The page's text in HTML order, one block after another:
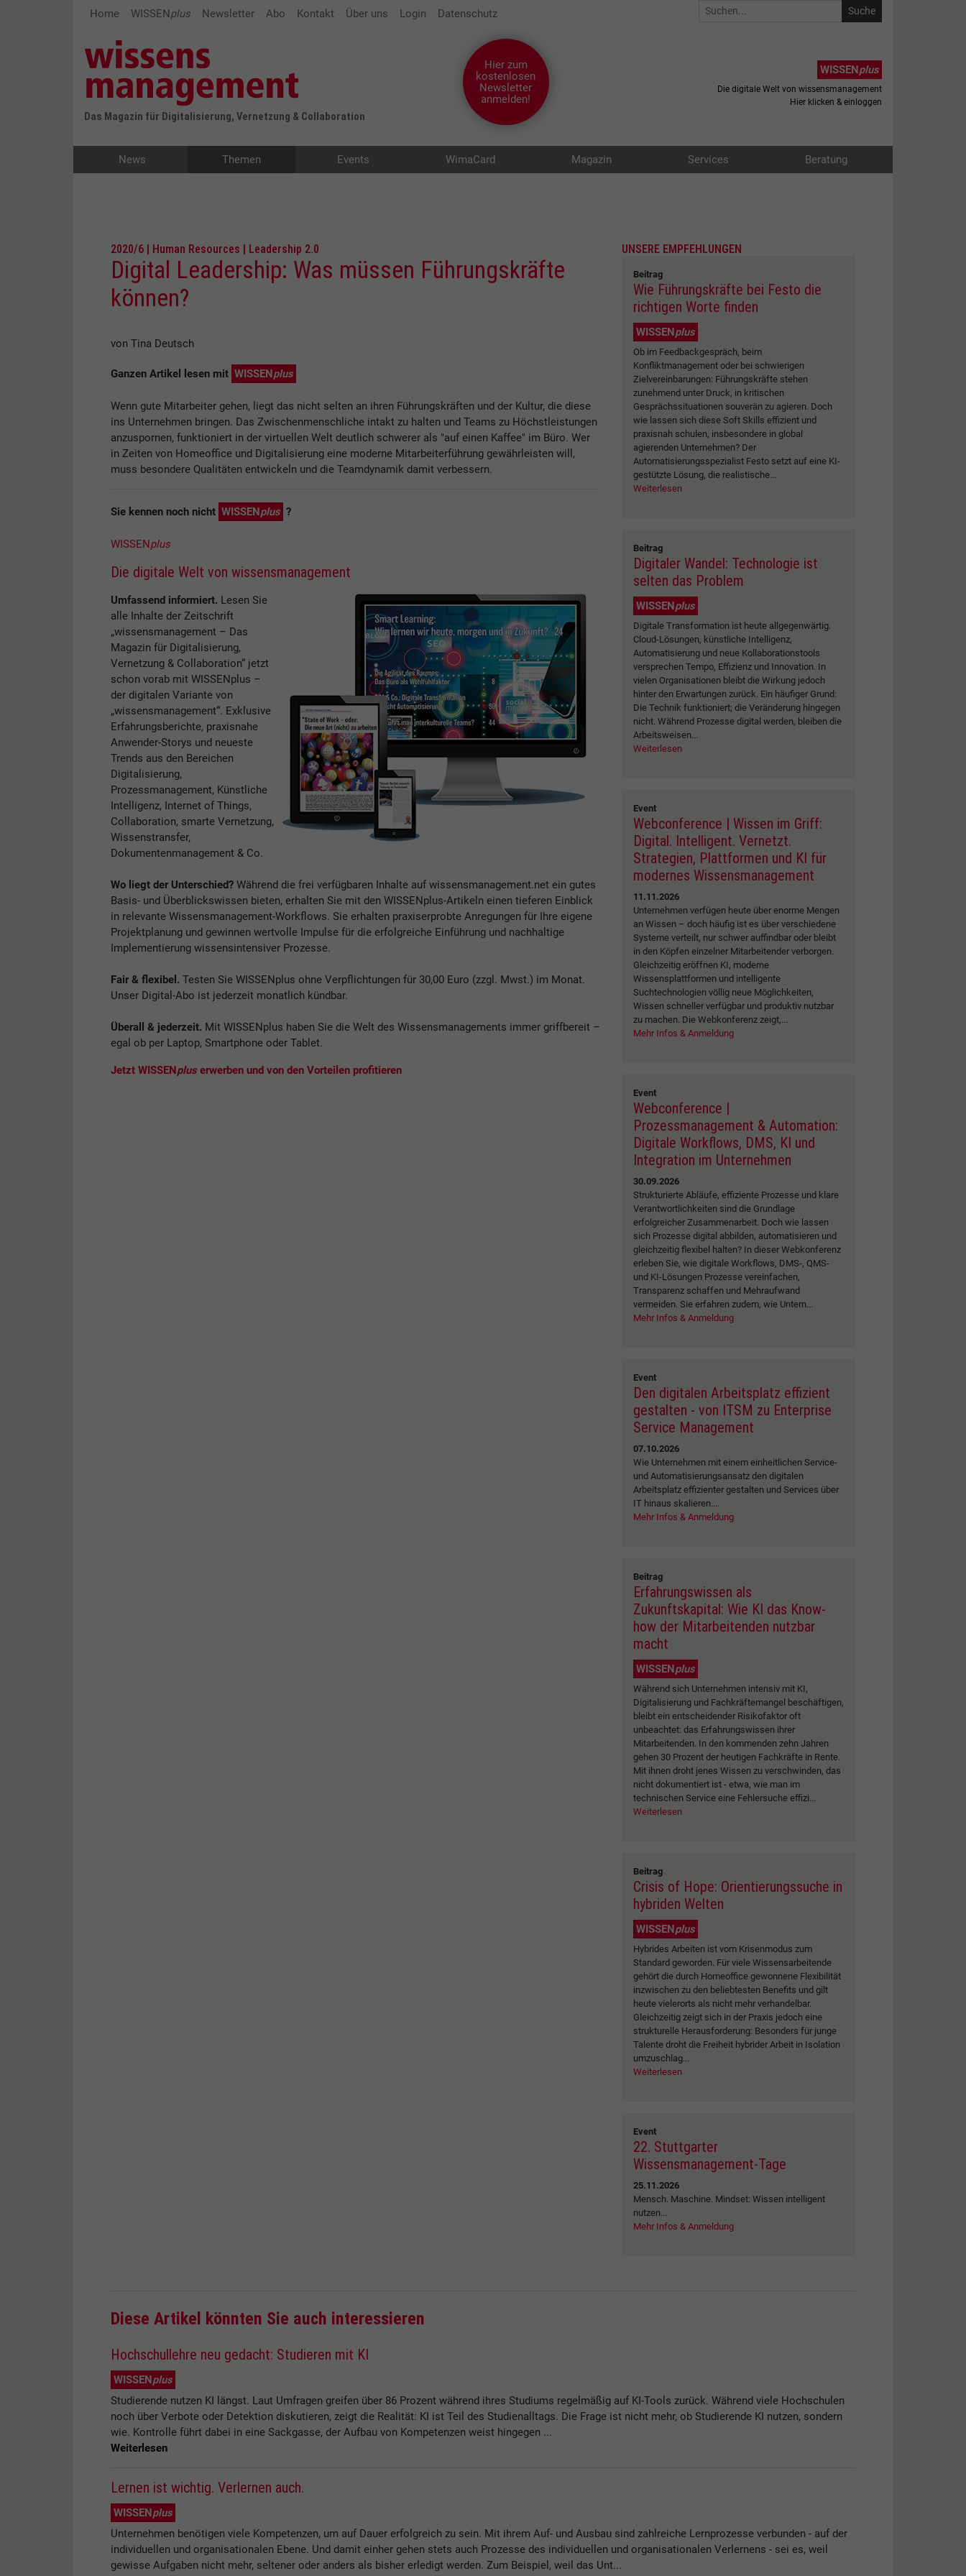
Home WISSENplus Newsletter Abo Kontakt Über uns Login Datenschutz
Das Magazin für Digitalisierung, Vernetzung & Collaboration
Hier zum
kostenlosen
Newsletter
anmelden!
WISSENplus
Die digitale Welt von wissensmanagement
Hier klicken & einloggen
News Themen Events WimaCard Magazin Services Beratung
2020/6 | Human Resources | Leadership 2.0
Digital Leadership: Was müssen Führungskräfte
können?
von Tina Deutsch
Ganzen Artikel lesen mit WISSEN plus
Wenn gute Mitarbeiter gehen, liegt das nicht selten an ihren Führungskräften und der Kultur, die diese
ins Unternehmen bringen. Das Zwischenmenschliche intakt zu halten und Teams zu Höchstleistungen
anzuspornen, funktioniert in der virtuellen Welt deutlich schwerer als "auf einen Kaffee" im Büro. Wer
in Zeiten von Homeoffice und Digitalisierung eine moderne Mitarbeiterführung gewährleisten will,
muss besondere Qualitäten entwickeln und die Teamdynamik damit verbessern.
Sie kennen noch nicht WISSEN plus ?
WISSEN plus
Die digitale Welt von wissensmanagement
Umfassend informiert. Lesen Sie
alle Inhalte der Zeitschrift
„wissensmanagement – Das
Magazin für Digitalisierung,
Vernetzung & Collaboration“ jetzt
schon vorab mit WISSENplus –
der digitalen Variante von
„wissensmanagement“. Exklusive
Erfahrungsberichte, praxisnahe
Anwender-Storys und neueste
Trends aus den Bereichen
Digitalisierung,
Prozessmanagement, Künstliche
Intelligenz, Internet of Things,
Collaboration, smarte Vernetzung,
Wissenstransfer,
Dokumentenmanagement & Co.
Wo liegt der Unterschied?Während die frei verfügbaren Inhalte auf wissensmanagement.net ein gutes
Basis- und Überblickswissen bieten, erhalten Sie mit den WISSENplus-Artikeln einen tieferen Einblick
in relevante Wissensmanagement-Workflows. Sie erhalten praxiserprobte Anregungen für Ihre eigene
Projektplanung und gewinnen wertvolle Impulse für die erfolgreiche Einführung und nachhaltige
Implementierung wissensintensiver Prozesse.
Fair & flexibel. Testen Sie WISSENplus ohne Verpflichtungen für 30,00 Euro (zzgl. Mwst.) im Monat.
Unser Digital-Abo ist jederzeit monatlich kündbar.
Überall & jederzeit. Mit WISSENplus haben Sie die Welt des Wissensmanagements immer griffbereit –
egal ob per Laptop, Smartphone oder Tablet.
Jetzt WISSEN pluserwerben und von den Vorteilen profitieren
UNSERE EMPFEHLUNGEN
Beitrag
Wie Führungskräfte bei Festo die
richtigen Worte finden
WISSENplus
Ob im Feedbackgespräch, beim
Konfliktmanagement oder bei schwierigen
Zielvereinbarungen: Führungskräfte stehen
zunehmend unter Druck, in kritischen
Gesprächssituationen souverän zu agieren. Doch
wie lassen sich diese Soft Skills effizient und
praxisnah schulen, insbesondere in global
agierenden Unternehmen? Der
Automatisierungsspezialist Festo setzt auf eine KI-
gestützte Lösung, die realistische...
Weiterlesen
Beitrag
Digitaler Wandel: Technologie ist
selten das Problem
WISSENplus
Digitale Transformation ist heute allgegenwärtig.
Cloud-Lösungen, künstliche Intelligenz,
Automatisierung und neue Kollaborationstools
versprechen Tempo, Effizienz und Innovation. In
vielen Organisationen bleibt die Wirkung jedoch
hinter den Erwartungen zurück. Ein häufiger Grund:
Die Technik funktioniert; die Veränderung hingegen
nicht. Während Prozesse digital werden, bleiben die
Arbeitsweisen...
Weiterlesen
Event
Webconference | Wissen im Griff:
Digital. Intelligent. Vernetzt.
Strategien, Plattformen und KI für
modernes Wissensmanagement
11.11.2026
Unternehmen verfügen heute über enorme Mengen
an Wissen – doch häufig ist es über verschiedene
Systeme verteilt, nur schwer auffindbar oder bleibt
in den Köpfen einzelner Mitarbeitender verborgen.
Gleichzeitig eröffnen KI, moderne
Wissensplattformen und intelligente
Suchtechnologien völlig neue Möglichkeiten,
Wissen schneller verfügbar und produktiv nutzbar
zu machen. Die Webkonferenz zeigt,...
Mehr Infos & Anmeldung
Event
Webconference |
Prozessmanagement & Automation:
Digitale Workflows, DMS, KI und
Integration im Unternehmen
30.09.2026
Strukturierte Abläufe, effiziente Prozesse und klare
Verantwortlichkeiten sind die Grundlage
erfolgreicher Zusammenarbeit. Doch wie lassen
sich Prozesse digital abbilden, automatisieren und
gleichzeitig flexibel halten? In dieser Webkonferenz
erleben Sie, wie digitale Workflows, DMS-, QMS-
und KI-Lösungen Prozesse vereinfachen,
Transparenz schaffen und Mehraufwand
vermeiden. Sie erfahren zudem, wie Untern...
Mehr Infos & Anmeldung
Event
Den digitalen Arbeitsplatz effizient
gestalten - von ITSM zu Enterprise
Service Management
07.10.2026
Wie Unternehmen mit einem einheitlichen Service-
und Automatisierungsansatz den digitalen
Arbeitsplatz effizienter gestalten und Services über
IT hinaus skalieren....
Mehr Infos & Anmeldung
Beitrag
Erfahrungswissen als
Zukunftskapital: Wie KI das Know-
how der Mitarbeitenden nutzbar
macht
WISSENplus
Während sich Unternehmen intensiv mit KI,
Digitalisierung und Fachkräftemangel beschäftigen,
bleibt ein entscheidender Risikofaktor oft
unbeachtet: das Erfahrungswissen ihrer
Mitarbeitenden. In den kommenden zehn Jahren
gehen 30 Prozent der heutigen Fachkräfte in Rente.
Mit ihnen droht jenes Wissen zu verschwinden, das
nicht dokumentiert ist - etwa, wie man im
technischen Service eine Fehlersuche effizi...
Weiterlesen
Beitrag
Crisis of Hope: Orientierungssuche in
hybriden Welten
WISSENplus
Hybrides Arbeiten ist vom Krisenmodus zum
Standard geworden. Für viele Wissensarbeitende
gehört die durch Homeoffice gewonnene Flexibilität
inzwischen zu den beliebtesten Benefits und gilt
heute vielerorts als nicht mehr verhandelbar.
Gleichzeitig zeigt sich in der Praxis jedoch eine
strukturelle Herausforderung: Besonders für junge
Talente droht die Freiheit hybrider Arbeit in Isolation
umzuschlag...
Weiterlesen
Event
22. Stuttgarter
Wissensmanagement-Tage
25.11.2026
Mensch. Maschine. Mindset: Wissen intelligent
nutzen...
Mehr Infos & Anmeldung
Diese Artikel könnten Sie auch interessieren
Hochschullehre neu gedacht: Studieren mit KI
WISSENplus
Studierende nutzen KI längst. Laut Umfragen greifen über 86 Prozent während ihres Studiums regelmäßig auf KI-Tools zurück. Während viele Hochschulen
noch über Verbote oder Detektion diskutieren, zeigt die Realität: KI ist Teil des Studienalltags. Die Frage ist nicht mehr, ob Studierende KI nutzen, sondern
wie. Kontrolle führt dabei in eine Sackgasse, der Aufbau von Kompetenzen weist hingegen ...
Weiterlesen
Lernen ist wichtig. Verlernen auch.
WISSENplus
Unternehmen benötigen viele Kompetenzen, um auf Dauer erfolgreich zu sein. Mit ihrem Auf- und Ausbau sind zahlreiche Lernprozesse verbunden - auf der
individuellen und organisationalen Ebene. Und damit einher gehen stets auch Prozesse des individuellen und organisationalen Verlernens - sei es, weil
gewisse Aufgaben nicht mehr, seltener oder anders als bisher erledigt werden. Zum Beispiel, weil das Unt...